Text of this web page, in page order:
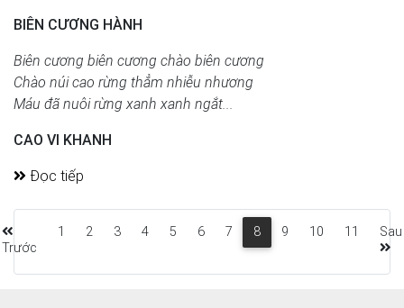
BIÊN CƯƠNG HÀNH
Biên cương biên cương chào biên cương
Chào núi cao rừng thẳm nhiễu nhương
Máu đã nuôi rừng xanh xanh ngắt...
CAO VI KHANH
Đọc tiếp
Trước
1 2 3 4 5 6 7 8 9 10 11 Sau